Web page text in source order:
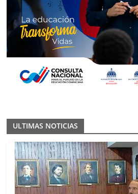
ULTIMAS NOTICIAS